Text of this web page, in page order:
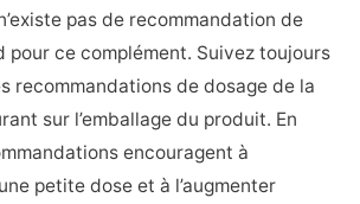
pas de recommandation de
pour ce complément. Suivez toujours
recommandations de dosage de la
sur l’emballage du produit. En
encouragent à
petite dose et à l’augmenter